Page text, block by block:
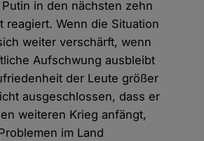
in den nächsten zehn
reagiert. Wenn die Situation
weiter verschärft, wenn
Aufschwung ausbleibt
der Leute größer
ausgeschlossen, dass er
weiteren Krieg anfängt,
im Land